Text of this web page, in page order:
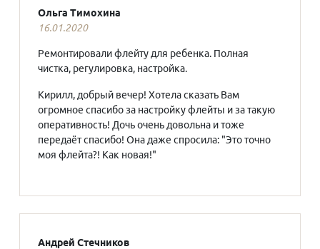
Ольга Тимохина
16.01.2020
Ремонтировали флейту для ребенка. Полная
чистка, регулировка, настройка.
Кирилл, добрый вечер! Хотела сказать Вам
огромное спасибо за настройку флейты и за такую
оперативность! Дочь очень довольна и тоже
передаёт спасибо! Она даже спросила: "Это точно
моя флейта?! Как новая!"
Андрей Стечников